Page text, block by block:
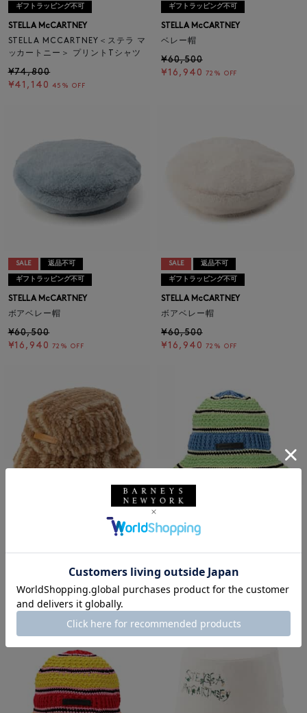
ギフトラッピング不可
STELLA McCARTNEY
STELLA MCCARTNEY＜ステラ マ
ッカートニー＞ プリントTシャツ
¥74,800
¥41,140 45% OFF
ギフトラッピング不可
STELLA McCARTNEY
ベレー帽
¥60,500
¥16,940 72% OFF
SALE 返品不可
ギフトラッピング不可
STELLA McCARTNEY
ボアベレー帽
¥60,500
¥16,940 72% OFF
SALE 返品不可
ギフトラッピング不可
STELLA McCARTNEY
ボアベレー帽
¥60,500
¥16,940 72% OFF
バケットハット
¥60,500
¥16,940 72% OFF
SALE
クロシェバケットハット
¥56,100